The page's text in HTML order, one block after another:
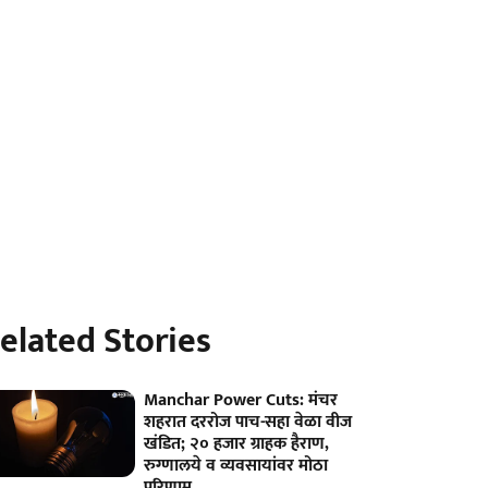
Stories
Manchar Power Cuts: मंचर
शहरात दररोज पाच-सहा वेळा वीज
खंडित; २० हजार ग्राहक हैराण,
रुग्णालये व व्यवसायांवर मोठा